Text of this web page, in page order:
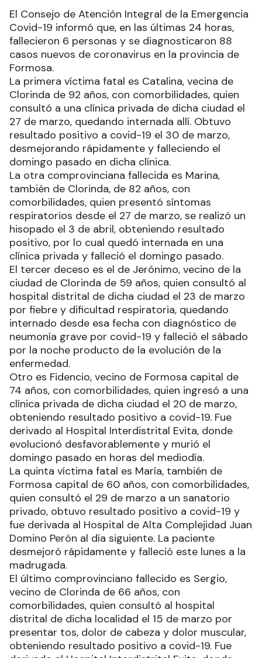
El Consejo de Atención Integral de la Emergencia
Covid-19 informó que, en las últimas 24 horas,
fallecieron 6 personas y se diagnosticaron 88
casos nuevos de coronavirus en la provincia de
Formosa.
La primera víctima fatal es Catalina, vecina de
Clorinda de 92 años, con comorbilidades, quien
consultó a una clínica privada de dicha ciudad el
27 de marzo, quedando internada allí. Obtuvo
resultado positivo a covid-19 el 30 de marzo,
desmejorando rápidamente y falleciendo el
domingo pasado en dicha clínica.
La otra comprovinciana fallecida es Marina,
también de Clorinda, de 82 años, con
comorbilidades, quien presentó síntomas
respiratorios desde el 27 de marzo, se realizó un
hisopado el 3 de abril, obteniendo resultado
positivo, por lo cual quedó internada en una
clínica privada y falleció el domingo pasado.
El tercer deceso es el de Jerónimo, vecino de la
ciudad de Clorinda de 59 años, quien consultó al
hospital distrital de dicha ciudad el 23 de marzo
por fiebre y dificultad respiratoria, quedando
internado desde esa fecha con diagnóstico de
neumonía grave por covid-19 y falleció el sábado
por la noche producto de la evolución de la
enfermedad.
Otro es Fidencio, vecino de Formosa capital de
74 años, con comorbilidades, quien ingresó a una
clínica privada de dicha ciudad el 20 de marzo,
obteniendo resultado positivo a covid-19. Fue
derivado al Hospital Interdistrital Evita, donde
evolucionó desfavorablemente y murió el
domingo pasado en horas del mediodía.
La quinta víctima fatal es María, también de
Formosa capital de 60 años, con comorbilidades,
quien consultó el 29 de marzo a un sanatorio
privado, obtuvo resultado positivo a covid-19 y
fue derivada al Hospital de Alta Complejidad Juan
Domino Perón al día siguiente. La paciente
desmejoró rápidamente y falleció este lunes a la
madrugada.
El último comprovinciano fallecido es Sergio,
vecino de Clorinda de 66 años, con
comorbilidades, quien consultó al hospital
distrital de dicha localidad el 15 de marzo por
presentar tos, dolor de cabeza y dolor muscular,
obteniendo resultado positivo a covid-19. Fue